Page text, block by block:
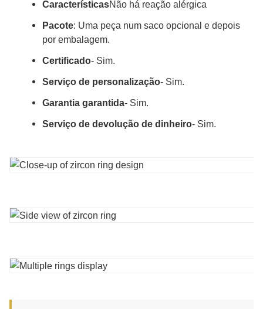
CaracterísticasNão há reação alérgica
Pacote: Uma peça num saco opcional e depois
por embalagem.
Certificado- Sim.
Serviço de personalização- Sim.
Garantia garantida- Sim.
Serviço de devolução de dinheiro- Sim.